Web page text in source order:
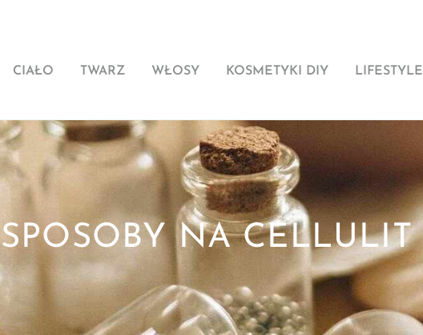
CIAŁO TWARZ WŁOSY KOSMETYKI DIY LIFESTYLE
SPOSOBY NA CELLULIT